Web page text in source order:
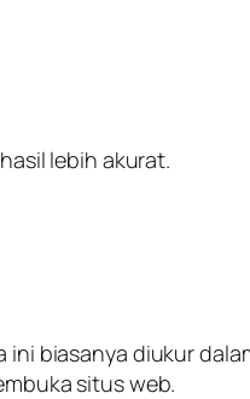
lebih akurat.
biasanya diukur
situs web.